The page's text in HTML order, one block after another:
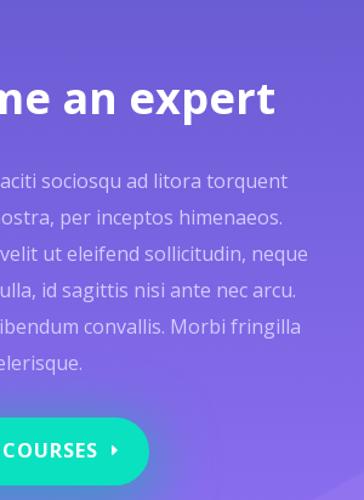
an expert
sociosqu ad litora torquent
per inceptos himenaeos.
ut eleifend sollicitudin, neque
id sagittis nisi ante nec arcu.
convallis. Morbi fringilla